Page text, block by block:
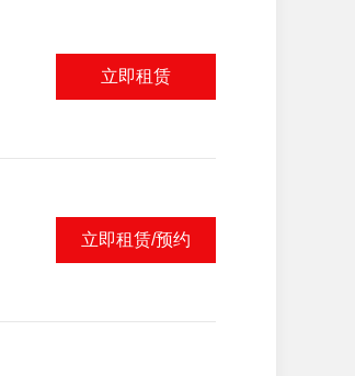
立即租赁
立即租赁/预约